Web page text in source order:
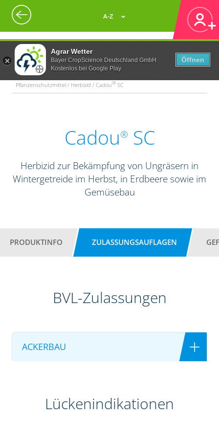
Agrar Wetter
Bayer CropScience Deutschland GmbH
Kostenlos bei Google Play
Öffnen
A-Z
Pflanzenschutzmittel / Herbizid / Cadou® SC
Cadou® SC
Herbizid zur Bekämpfung von Ungräsern in
Wintergetreide im Herbst, in Erdbeere sowie im
Gemüsebau
PRODUKTINFO ZULASSUNGSAUFLAGEN
BVL-Zulassungen
ACKERBAU
Lückenindikationen